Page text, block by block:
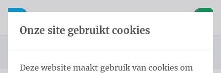
Inhoud overslaan
Taalkeuze overslaan
Open mobiele navigatie
Startpagina
Producten
Vlaggen
Officiële vlaggen
Landenvlaggen
Landenvlaggen Afrika Vlag Ivoorkust 150x200 cm
Onze site gebruikt cookies
Deze website maakt gebruik van cookies om